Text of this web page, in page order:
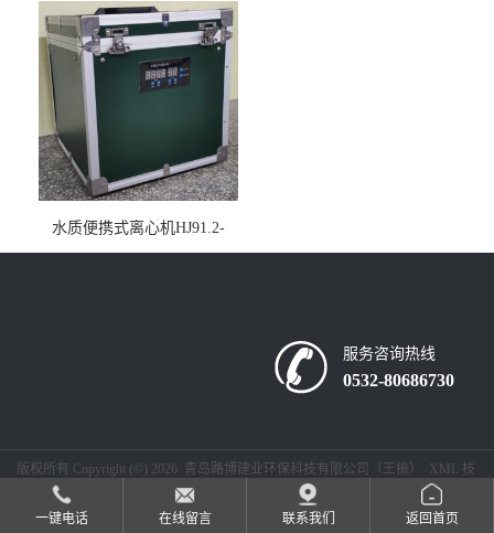
水质便携式离心机HJ91.2-
2022地表水总磷监测内置有
服务咨询热线
0532-80686730
版权所有 Copyright (©) 2026 青岛路博建业环保科技有限公司（王振） XML 技
术支持：
食品商务网
一键电话
在线留言 联系我们 返回首页